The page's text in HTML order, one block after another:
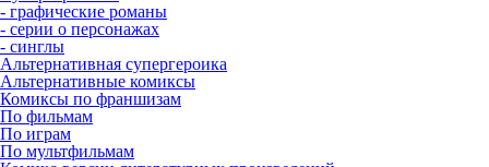
- графические романы
- серии о персонажах
- синглы
Альтернативная супергероика
Альтернативные комиксы
Комиксы по франшизам
По фильмам
По играм
По мультфильмам